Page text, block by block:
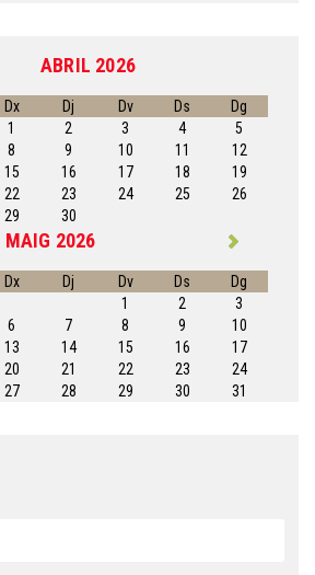
ABRIL 2026
Dx Dj Dv Ds
Dg
1
2 3 4
5
8 9 10 11
12
15 16 17 18
19
22 23 24 25
26
29 30
MAIG 2026
Dx Dj Dv Ds
Dg
1
2
3
6 7 8 9
10
13 14 15 16
17
20 21 22 23
24
27 28 29 30 31